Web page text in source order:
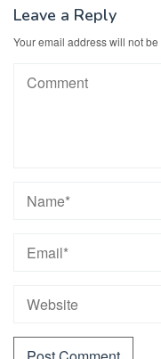
Leave a Reply
Your email address will not